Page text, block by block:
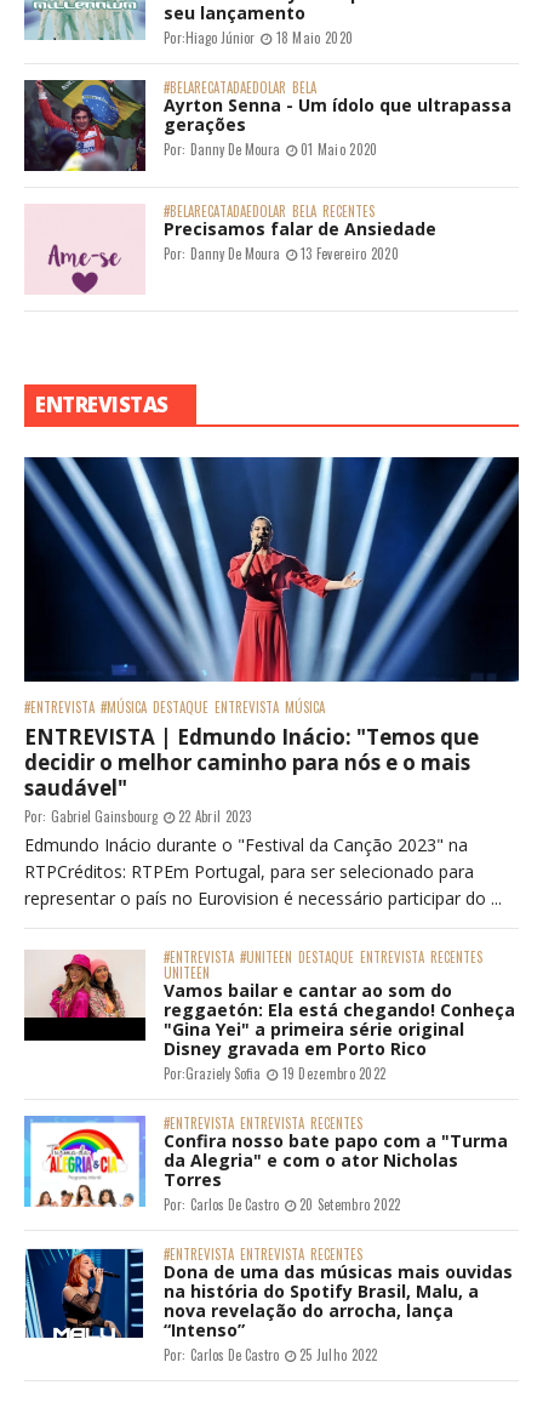
seu lançamento
Por:Hiago Júnior 18 Maio 2020
#BELARECATADAEDOLAR BELA
Ayrton Senna - Um ídolo que ultrapassa
gerações
Por: Danny De Moura 01 Maio 2020
#BELARECATADAEDOLAR BELA RECENTES
Precisamos falar de Ansiedade
Por: Danny De Moura 13 Fevereiro 2020
ENTREVISTAS
#ENTREVISTA #MÚSICA DESTAQUE ENTREVISTA MÚSICA
ENTREVISTA | Edmundo Inácio: "Temos que
decidir o melhor caminho para nós e o mais
saudável"
Por: Gabriel Gainsbourg 22 Abril 2023
Edmundo Inácio durante o "Festival da Canção 2023" na
RTPCréditos: RTPEm Portugal, para ser selecionado para
representar o país no Eurovision é necessário participar do ...
#ENTREVISTA #UNITEEN DESTAQUE ENTREVISTA RECENTES
UNITEEN
Vamos bailar e cantar ao som do
reggaetón: Ela está chegando! Conheça
"Gina Yei" a primeira série original
Disney gravada em Porto Rico
Por:Graziely Sofia 19 Dezembro 2022
#ENTREVISTA ENTREVISTA RECENTES
Confira nosso bate papo com a "Turma
da Alegria" e com o ator Nicholas
Torres
Por: Carlos De Castro 20 Setembro 2022
#ENTREVISTA ENTREVISTA RECENTES
Dona de uma das músicas mais ouvidas
na história do Spotify Brasil, Malu, a
nova revelação do arrocha, lança
“Intenso”
Por: Carlos De Castro 25 Julho 2022